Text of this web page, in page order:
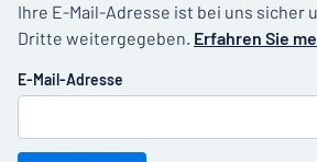
Ihre E-Mail-Adresse ist bei uns sicher
Dritte weitergegeben. Erfahren Sie
E-Mail-Adresse